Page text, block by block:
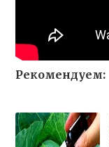
Рекомендуем: